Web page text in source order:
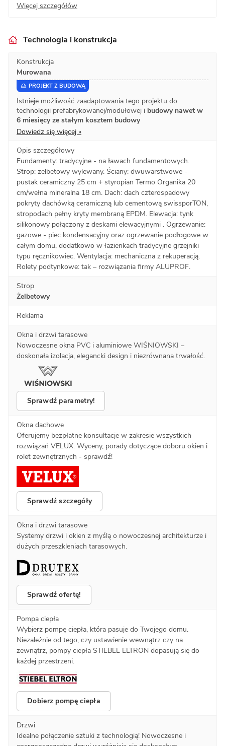
Więcej szczegółów
Technologia i konstrukcja
Konstrukcja
Murowana
PROJEKT Z BUDOWĄ
Istnieje możliwość zaadaptowania tego projektu do
technologii prefabrykowanej/modułowej i budowy nawet w
6 miesięcy ze stałym kosztem budowy
Dowiedz się więcej »
Opis szczegółowy
Fundamenty: tradycyjne - na ławach fundamentowych.
Strop: żelbetowy wylewany. Ściany: dwuwarstwowe -
pustak ceramiczny 25 cm + styropian Termo Organika 20
cm/wełna mineralna 18 cm. Dach: dach czterospadowy
pokryty dachówką ceramiczną lub cementową swissporTON,
stropodach pełny kryty membraną EPDM. Elewacja: tynk
silikonowy połączony z deskami elewacyjnymi . Ogrzewanie:
gazowe - piec kondensacyjny oraz ogrzewanie podłogowe w
całym domu, dodatkowo w łazienkach tradycyjne grzejniki
typu ręcznikowiec. Wentylacja: mechaniczna z rekuperacją.
Rolety podtynkowe: tak – rozwiązania firmy ALUPROF.
Strop
Żelbetowy
Reklama
Okna i drzwi tarasowe
Nowoczesne okna PVC i aluminiowe WIŚNIOWSKI –
doskonała izolacja, elegancki design i niezrównana trwałość.
Sprawdź parametry!
Okna dachowe
Oferujemy bezpłatne konsultacje w zakresie wszystkich
rozwiązań VELUX. Wyceny, porady dotyczące doboru okien i
rolet zewnętrznych - sprawdź!
Sprawdź szczegóły
Okna i drzwi tarasowe
Systemy drzwi i okien z myślą o nowoczesnej architekturze i
dużych przeszkleniach tarasowych.
Sprawdź ofertę!
Pompa ciepła
Wybierz pompę ciepła, która pasuje do Twojego domu.
Niezależnie od tego, czy ustawienie wewnątrz czy na
zewnątrz, pompy ciepła STIEBEL ELTRON dopasują się do
każdej przestrzeni.
Dobierz pompę ciepła
Drzwi
Idealne połączenie sztuki z technologią! Nowoczesne i